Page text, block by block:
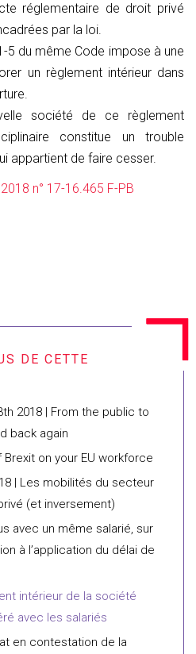
réglementaire de droit privé
par la loi.
5 du même Code impose à une
un règlement intérieur dans
société de ce règlement
constitue un trouble
appartient de faire cesser.
n° 17-16.465 F-PB
2018 | From the public to
back again
on your EU workforce
| Les mobilités du secteur
(et inversement)
avec un même salarié, sur
à l’application du délai de
intérieur de la société
avec les salariés
en contestation de la